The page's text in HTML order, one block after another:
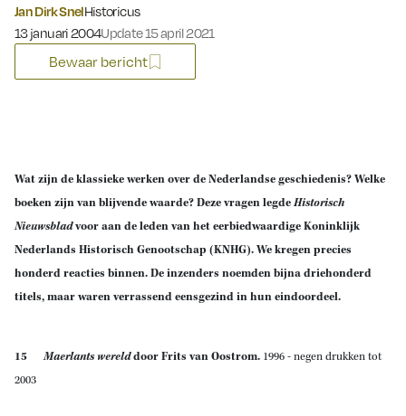
Jan Dirk SnelHistoricus
Gepubliceerd op:
13 januari 2004Update 15 april 2021
Bewaar bericht
Wat zijn de klassieke werken over de Nederlandse geschiedenis? Welke
boeken zijn van blijvende waarde? Deze vragen legdeHistorisch
Nieuwsbladvoor aan de leden van het eerbiedwaardige Koninklijk
Nederlands Historisch Genootschap (KNHG). We kregen precies
honderd reacties binnen. De inzenders noemden bijna driehonderd
titels, maar waren verrassend eensgezind in hun eindoordeel.
15Maerlants werelddoor Frits van Oostrom. 1996 - negen drukken tot
2003